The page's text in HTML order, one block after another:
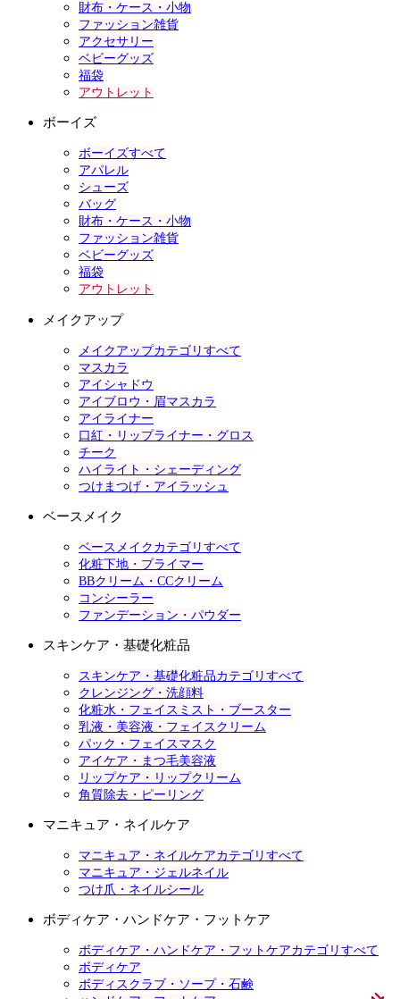
財布・ケース・小物
ファッション雑貨
アクセサリー
ベビーグッズ
福袋
アウトレット
ボーイズ
ボーイズすべて
アパレル
シューズ
バッグ
財布・ケース・小物
ファッション雑貨
ベビーグッズ
福袋
アウトレット
メイクアップ
メイクアップカテゴリすべて
マスカラ
アイシャドウ
アイブロウ・眉マスカラ
アイライナー
口紅・リップライナー・グロス
チーク
ハイライト・シェーディング
つけまつげ・アイラッシュ
ベースメイク
ベースメイクカテゴリすべて
化粧下地・プライマー
BBクリーム・CCクリーム
コンシーラー
ファンデーション・パウダー
スキンケア・基礎化粧品
スキンケア・基礎化粧品カテゴリすべて
クレンジング・洗顔料
化粧水・フェイスミスト・ブースター
乳液・美容液・フェイスクリーム
パック・フェイスマスク
アイケア・まつ毛美容液
リップケア・リップクリーム
角質除去・ピーリング
マニキュア・ネイルケア
マニキュア・ネイルケアカテゴリすべて
マニキュア・ジェルネイル
つけ爪・ネイルシール
ボディケア・ハンドケア・フットケア
ボディケア・ハンドケア・フットケアカテゴリすべて
ボディケア
ボディスクラブ・ソープ・石鹸